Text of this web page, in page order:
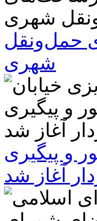
حمل‌ونقل
شهری
و پیگیری
آغاز شد